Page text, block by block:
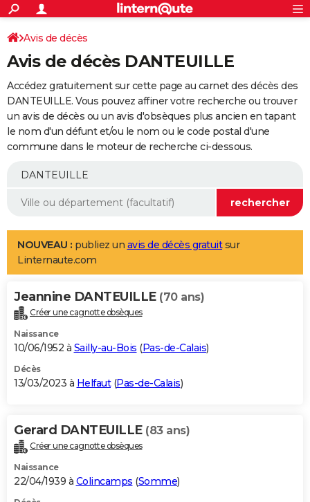
ACTUALITÉS
Politique
Société
Faits Divers
Education
Monde
Villes
+
SPORT
Coupe du monde 2026
Football
Tennis
Cyclisme
Rugby
Forum
Programme TV
TNT
Streaming
Cinéma
Sorties cinéma
Musique
+
FINANCE
Impôts
Immobilier
Risques naturels par ville
Banque
Assurance
Crédit
AUTO
Essais
Réserver un essai
Citadines
Berlines
SUV
Forum auto
+
Mobiles
Meilleur smartphone
Internet
Ordinateurs
Jeux vidéo
Guide high-tech
Aménagement intérieur
LIFESTYLE
Art de vivre
Bien-être
Loisirs
Mode
Modes de vie
Alimentation
Guide de la santé
Maladies
Médicaments
Sommeil
VOYAGE
Destinations
City break
Voyage nature
Voyage de noces
Forum
Climat
+PHOTO
GUIDES D'ACHAT
BONS PLANS
Carte de Noël
Carte Bonne année
Carte Saint-Valentin
Carte Pâques
Carte d'anniversaire
DICTIONNAIRE
Dictionnaire
Biographies
Citations
Expressions
Proverbes
PROGRAMME TV
Avis de décès
Avis de décès DANTEUILLE
Accédez gratuitement sur cette page au carnet des décès des
DANTEUILLE. Vous pouvez affiner votre recherche ou trouver
un avis de décès ou un avis d'obsèques plus ancien en tapant
le nom d'un défunt et/ou le nom ou le code postal d'une
commune dans le moteur de recherche ci-dessous.
NOUVEAU : publiez un avis de décès gratuitsur
Linternaute.com
Jeannine DANTEUILLE (70 ans)
Créer une cagnotte obsèques
Naissance
10/06/1952 à Sailly-au-Bois (Pas-de-Calais)
Décès
13/03/2023 à Helfaut(Pas-de-Calais)
Gerard DANTEUILLE (83 ans)
Créer une cagnotte obsèques
Naissance
22/04/1939 à Colincamps (Somme)